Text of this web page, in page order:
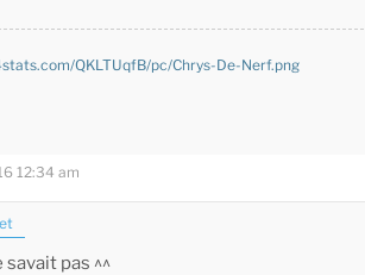
QKLTUqfB/pc/Chrys-De-Nerf.png
12:34 am
savait pas ^^